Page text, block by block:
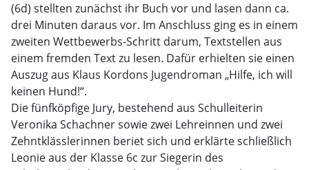
(6d) stellten zunächst ihr Buch vor und lasen dann ca.
drei Minuten daraus vor. Im Anschluss ging es in einem
zweiten Wettbewerbs-Schritt darum, Textstellen aus
einem fremden Text zu lesen. Dafür erhielten sie einen
Auszug aus Klaus Kordons Jugendroman „Hilfe, ich will
keinen Hund!“.
Die fünfköpfige Jury, bestehend aus Schulleiterin
Veronika Schachner sowie zwei Lehreinnen und zwei
Zehntklässlerinnen beriet sich und erklärte schließlich
Leonie aus der Klasse 6c zur Siegerin des